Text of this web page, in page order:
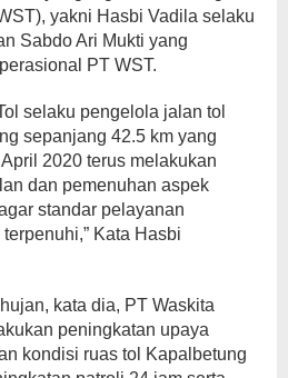
yakni Hasbi Vadila selaku
Sabdo Ari Mukti yang
PT WST.
selaku pengelola jalan tol
sepanjang 42.5 km yang
2020 terus melakukan
dan pemenuhan aspek
standar pelayanan
Kata Hasbi
kata dia, PT Waskita
peningkatan upaya
kondisi ruas tol Kapalbetung